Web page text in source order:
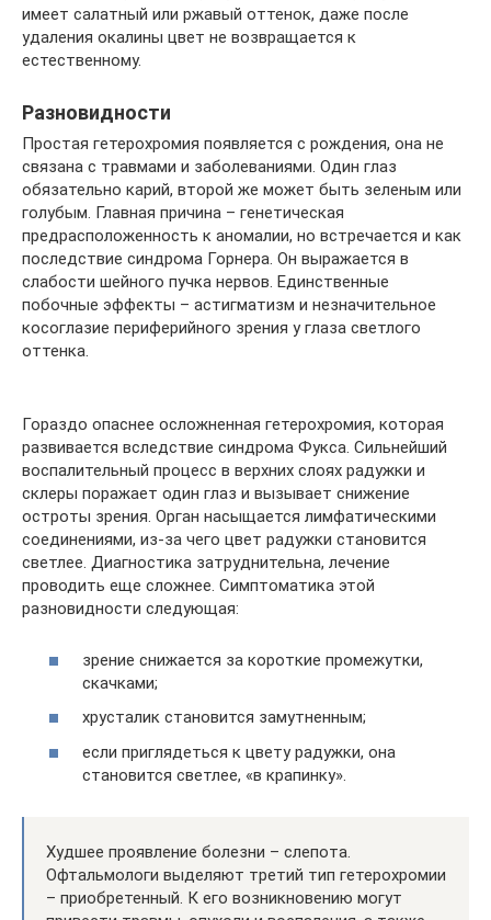
имеет салатный или ржавый оттенок, даже после
удаления окалины цвет не возвращается к
естественному.
Разновидности
Простая гетерохромия появляется с рождения, она не
связана с травмами и заболеваниями. Один глаз
обязательно карий, второй же может быть зеленым или
голубым. Главная причина – генетическая
предрасположенность к аномалии, но встречается и как
последствие синдрома Горнера. Он выражается в
слабости шейного пучка нервов. Единственные
побочные эффекты – астигматизм и незначительное
косоглазие периферийного зрения у глаза светлого
оттенка.
Гораздо опаснее осложненная гетерохромия, которая
развивается вследствие синдрома Фукса. Сильнейший
воспалительный процесс в верхних слоях радужки и
склеры поражает один глаз и вызывает снижение
остроты зрения. Орган насыщается лимфатическими
соединениями, из-за чего цвет радужки становится
светлее. Диагностика затруднительна, лечение
проводить еще сложнее. Симптоматика этой
разновидности следующая:
зрение снижается за короткие промежутки,
скачками;
хрусталик становится замутненным;
если приглядеться к цвету радужки, она
становится светлее, «в крапинку».
Худшее проявление болезни – слепота.
Офтальмологи выделяют третий тип гетерохромии
– приобретенный. К его возникновению могут